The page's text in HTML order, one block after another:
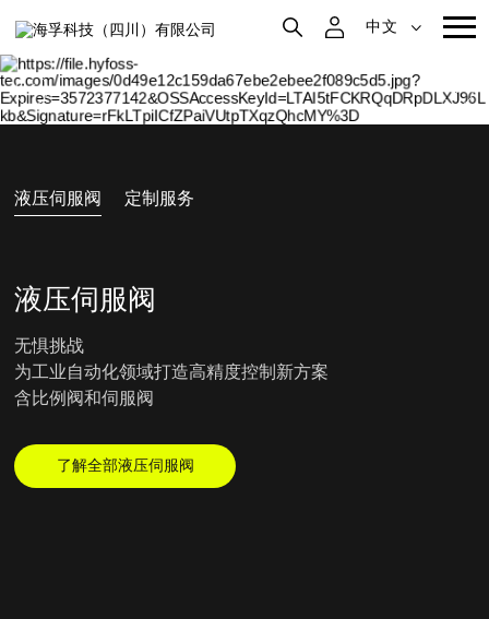
中文
液压伺服阀 定制服务
液压伺服阀
无惧挑战
为工业自动化领域打造高精度控制新方案
含比例阀和伺服阀
了解全部液压伺服阀